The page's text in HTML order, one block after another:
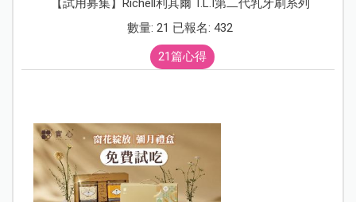
【試用募集】Richell利其爾 T.L.I第二代乳牙刷系列
數量: 21 已報名: 432
21篇心得